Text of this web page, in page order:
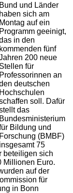
Bund und Länder
haben sich am
Montag auf ein
Programm geeinigt,
in den
kommenden fünf
200 neue
Stellen für
Professorinnen an
deutschen
Hochschulen
soll. Dafür
das
Bundesministerium
Bildung und
Forschung (BMBF)
insgesamt 75
beteiligen sich
Millionen Euro.
auf der
für
in Bonn